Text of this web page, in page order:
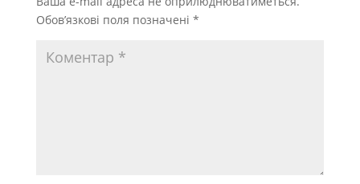
Обов’язкові поля позначені *